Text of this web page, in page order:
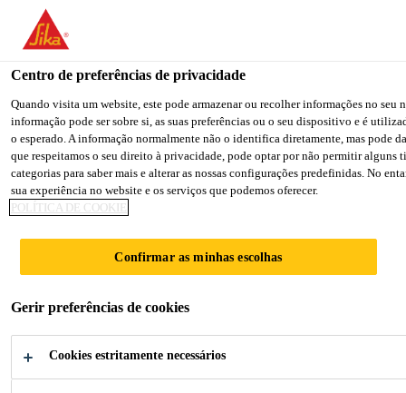
You are accessing "Sika Portugal", it seems you are accessing it
for your country.
TO SIKA USA STAY ON THE SIKA PORTUGAL
Sika Portugal
CLÍNICA
MEDICUS
Centro de preferências de privacidade
Quando visita um website, este pode armazenar ou recolher informações no
informação pode ser sobre si, as suas preferências ou o seu dispositivo e é
o esperado. A informação normalmente não o identifica diretamente, mas pode
que respeitamos o seu direito à privacidade, pode optar por não permitir alguns
categorias para saber mais e alterar as nossas configurações predefinidas. No
sua experiência no website e os serviços que podemos oferecer.
POLÍTICA DE COOKIE
Confirmar as minhas escolhas
Gerir preferências de cookies
Cookies estritamente necessários